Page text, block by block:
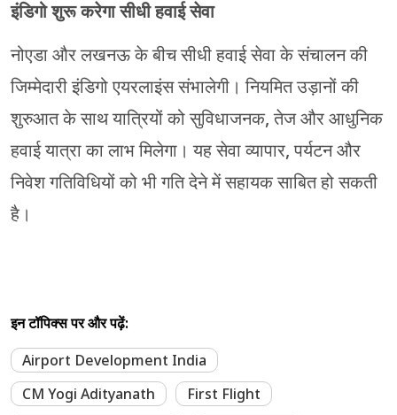
इंडिगो शुरू करेगा सीधी हवाई सेवा
नोएडा और लखनऊ के बीच सीधी हवाई सेवा के संचालन की
जिम्मेदारी इंडिगो एयरलाइंस संभालेगी। नियमित उड़ानों की
शुरुआत के साथ यात्रियों को सुविधाजनक, तेज और आधुनिक
हवाई यात्रा का लाभ मिलेगा। यह सेवा व्यापार, पर्यटन और
निवेश गतिविधियों को भी गति देने में सहायक साबित हो सकती
है।
इन टॉपिक्स पर और पढ़ें:
Airport Development India
CM Yogi Adityanath
First Flight